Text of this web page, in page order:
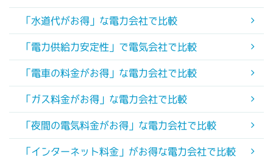
「水道代がお得」な電力会社で比較
「電力供給力安定性」で電気会社で比較
「電車の料金がお得」な電力会社で比較
「ガス料金がお得」な電力会社で比較
「夜間の電気料金がお得」な電力会社で比較
「インターネット料金」がお得な電力会社で比較